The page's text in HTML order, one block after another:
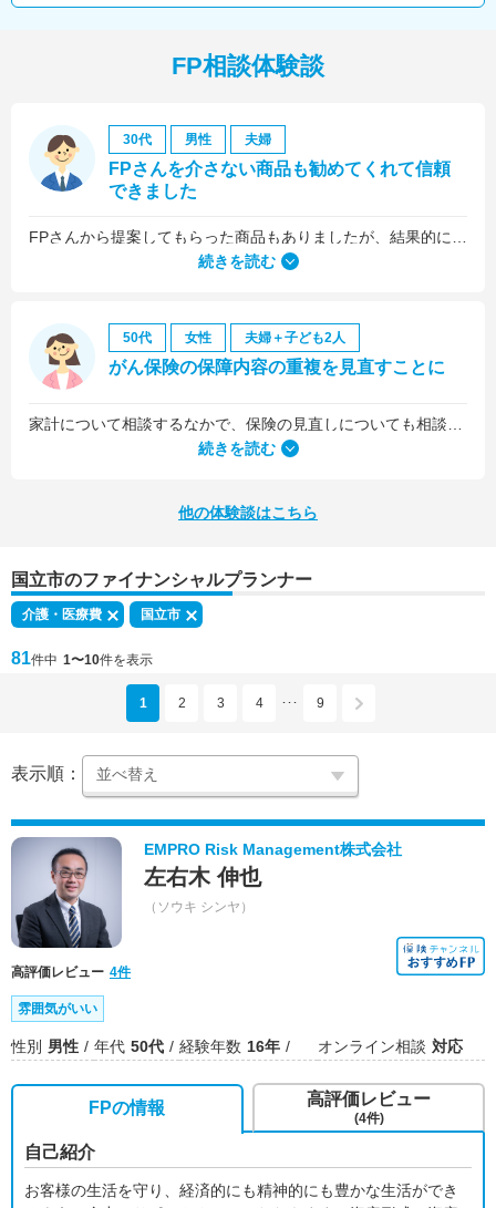
FP相談体験談
30代 男性 夫婦
FPさんを介さない商品も勧めてくれて信頼
できました
続きを読む
50代 女性 夫婦＋子ども2人
がん保険の保障内容の重複を見直すことに
続きを読む
他の体験談はこちら
国立市のファイナンシャルプランナー
介護・医療費 国立市
81件中 1〜10件を表示
1 2 3 4 ･･･ 9
表示順：
EMPRO Risk Management株式会社
左右木 伸也
（ソウキ シンヤ）
高評価レビュー 4件
雰囲気がいい
性別 男性 年代 50代 経験年数 16年 オンライン相談 対応
FPの情報
自己紹介
お客様の生活を守り、経済的にも精神的にも豊かな生活ができ
高評価レビュー
(4件)